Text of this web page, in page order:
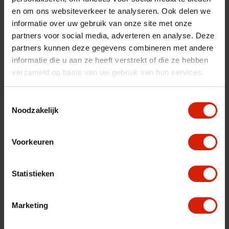
en om ons websiteverkeer te analyseren. Ook delen we
informatie over uw gebruik van onze site met onze
partners voor social media, adverteren en analyse. Deze
partners kunnen deze gegevens combineren met andere
informatie die u aan ze heeft verstrekt of die ze hebben
verzameld op basis van uw gebruik van hun services.
Noodzakelijk
Voorkeuren
Statistieken
Marketing
nl
fr es